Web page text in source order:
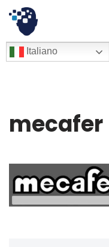
Vai
al
简体中文
English
Français
Italiano
mecafer